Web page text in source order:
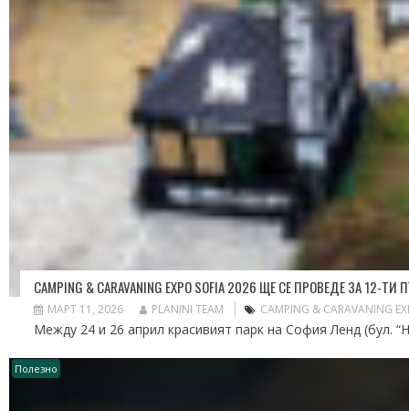
CAMPING & CARAVANING EXPO SOFIA 2026 ЩЕ СЕ ПРОВЕДЕ ЗА
МАРТ 11, 2026 PLANINI TEAM CAMPING & CARAVANING
Между 24 и 26 април красивият парк на София Ленд (бул.
Полезно